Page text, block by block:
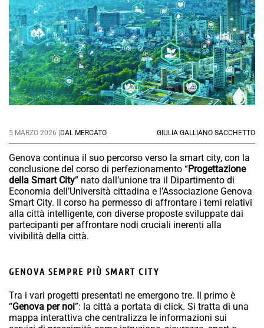
5 MARZO 2026 | DAL MERCATO GIULIA GALLIANO SACCHETTO
Genova continua il suo percorso verso la smart city, con la
conclusione del corso di perfezionamento “Progettazione
della Smart City” nato dall’unione tra il Dipartimento di
Economia dell’Università cittadina e l’Associazione Genova
Smart City. Il corso ha permesso di affrontare i temi relativi
alla città intelligente, con diverse proposte sviluppate dai
partecipanti per affrontare nodi cruciali inerenti alla
vivibilità della città.
GENOVA SEMPRE PIÙ SMART CITY
Tra i vari progetti presentati ne emergono tre. Il primo è
“Genova per noi”: la città a portata di click. Si tratta di una
mappa interattiva che centralizza le informazioni sui